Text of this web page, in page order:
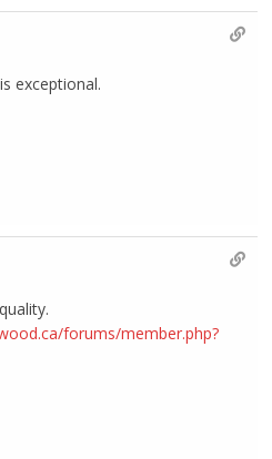
exceptional.
forums/member.php?